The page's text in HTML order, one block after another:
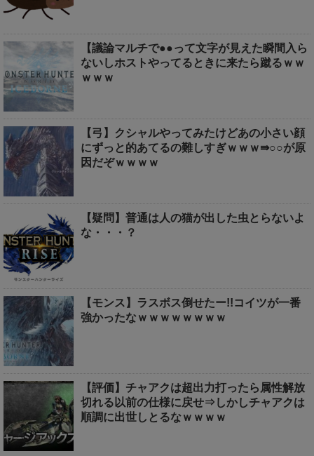
【議論マルチで●●って文字が見えた瞬間入ら
ないしホストやってるときに来たら蹴るｗｗ
ｗｗｗ
【弓】クシャルやってみたけどあの小さい顔
にずっと的あてるの難しすぎｗｗｗ⇛○○が原
因だぞｗｗｗｗ
【疑問】普通は人の猫が出した虫とらないよ
な・・・？
【モンス】ラスボス倒せたー!!コイツが一番
強かったなｗｗｗｗｗｗｗｗ
【評価】チャアクは超出力打ったら属性解放
切れる以前の仕様に戻せ⇒しかしチャアクは
順調に出世しとるなｗｗｗｗ